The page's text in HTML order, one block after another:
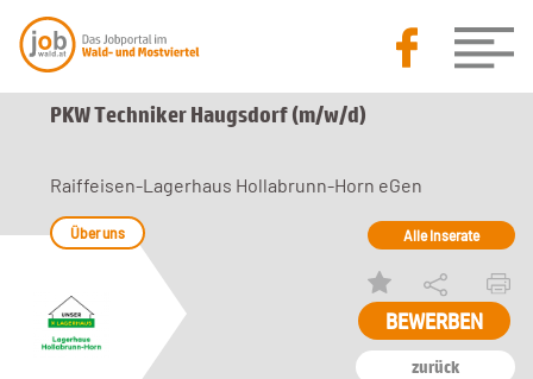
PKW Techniker Haugsdorf (m/w/d)
zurück
Raiffeisen-Lagerhaus Hollabrunn-Horn eGen
Über uns Alle Inserate